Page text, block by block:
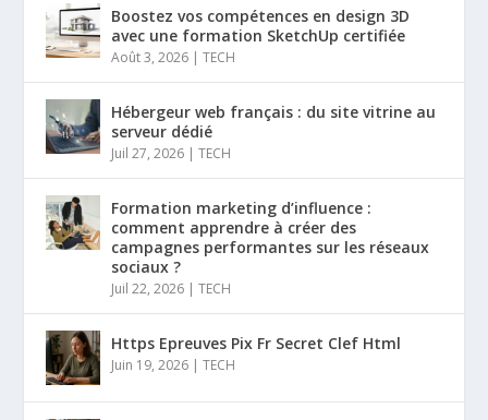
Boostez vos compétences en design 3D
avec une formation SketchUp certifiée
Août 3, 2026 |TECH
Hébergeur web français : du site vitrine au
serveur dédié
Juil 27, 2026 |TECH
Formation marketing d’influence :
comment apprendre à créer des
campagnes performantes sur les réseaux
sociaux ?
Juil 22, 2026 |TECH
Https Epreuves Pix Fr Secret Clef Html
Juin 19, 2026 |TECH